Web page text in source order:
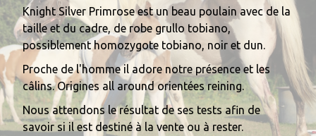
Knight Silver Primrose est un beau poulain avec de la
taille et du cadre, de robe grullo tobiano,
possiblement homozygote tobiano, noir et dun.
Proche de l'homme il adore notre présence et les
câlins. Origines all around orientées reining.
Nous attendons le résultat de ses tests afin de
savoir si il est destiné à la vente ou à rester.